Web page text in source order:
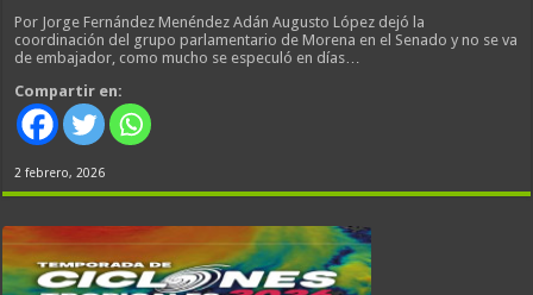
Por Jorge Fernández Menéndez Adán Augusto López dejó la
coordinación del grupo parlamentario de Morena en el Senado y no se va
de embajador, como mucho se especuló en días…
Compartir en:
2 febrero, 2026